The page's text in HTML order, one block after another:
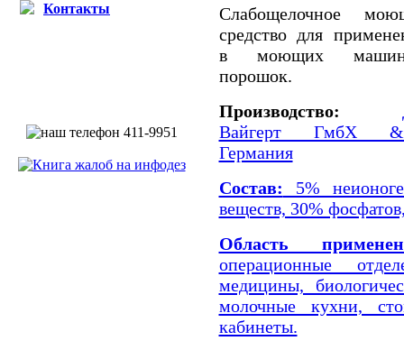
Контакты
Слабощелочное
средство для
в моющих
порошок.
Производство:
Вайгерт ГмбХ
Германия
Состав: 5%
веществ, 30%
Область
операционные
медицины,
молочные кухни,
кабинеты.